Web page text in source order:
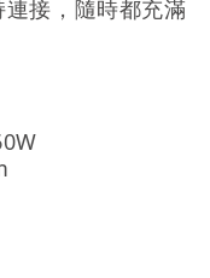
接，隨時都充滿